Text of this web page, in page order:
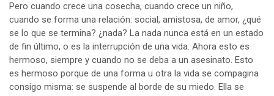
Pero cuando crece una cosecha, cuando crece un niño,
cuando se forma una relación: social, amistosa, de amor, ¿qué
se lo que se termina? ¿nada? La nada nunca está en un estado
de fin último, o es la interrupción de una vida. Ahora esto es
hermoso, siempre y cuando no se deba a un asesinato. Esto
es hermoso porque de una forma u otra la vida se compagina
consigo misma: se suspende al borde de su miedo. Ella se